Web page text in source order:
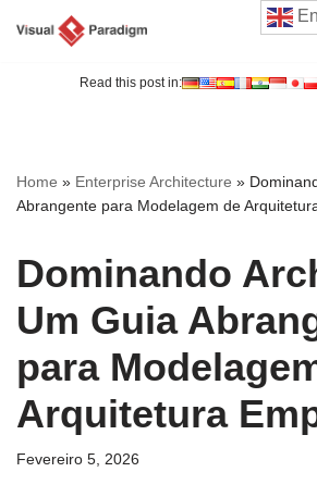
Read this post in:
Home » Enterprise Architecture »
Abrangente para Modelagem de
Dominando
Um Guia
para
Arquitetura
Fevereiro 5, 2026